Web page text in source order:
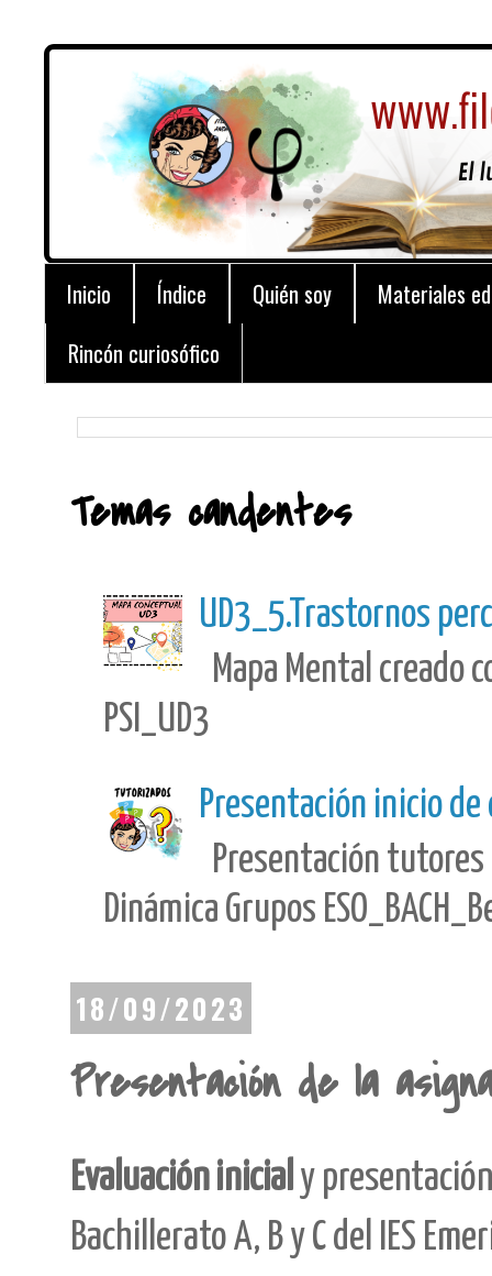
Inicio Índice Quién soy
Materiales
Rincón curiosófico
Temas candentes
UD3_5.Trastornos
Mapa Mental creado
PSI_UD3
Presentación inicio de
Presentación
Dinámica Grupos
18/09/2023
Presentación de la
Evaluación inicialy
Bachillerato A, B y C del IES